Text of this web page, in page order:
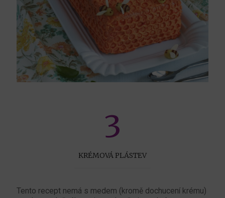
3
KRÉMOVÁ PLÁSTEV
Tento recept nemá s medem (kromě dochucení krému)